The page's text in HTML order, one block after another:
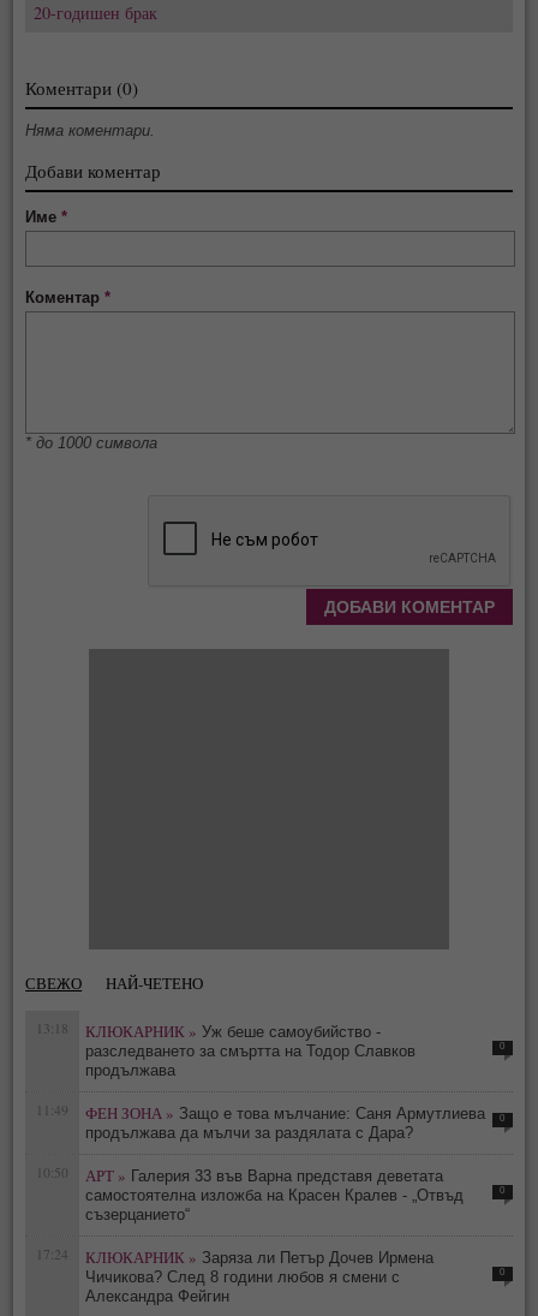
20-годишен брак
Коментари (0)
Няма коментари.
Добави коментар
Име*
Коментар*
* до 1000 символа
СВЕЖО НАЙ-ЧЕТЕНО
13:18 КЛЮКАРНИК » Уж беше самоубийство -
разследването за смъртта на Тодор Славков
продължава
0
11:49 ФЕН ЗОНА » Защо е това мълчание: Саня Армутлиева
продължава да мълчи за раздялата с Дара?
0
10:50 АРТ » Галерия 33 във Варна представя деветата
самостоятелна изложба на Красен Кралев - „Отвъд
съзерцанието“
0
17:24 КЛЮКАРНИК » Заряза ли Петър Дочев Ирмена
Чичикова? След 8 години любов я смени с
Александра Фейгин
0